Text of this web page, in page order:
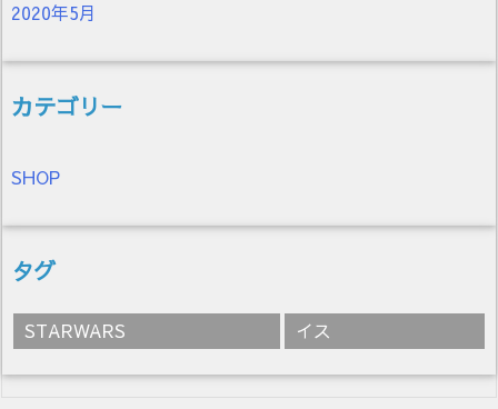
2020年5月
カテゴリー
SHOP
タグ
STARWARS イス